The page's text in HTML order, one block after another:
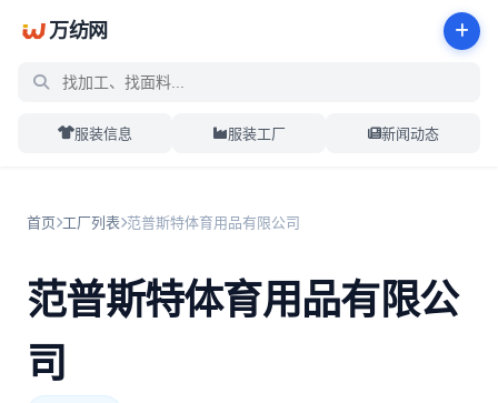
万纺网
服装信息 服装工厂 新闻动态
首页 工厂列表 范普斯特体育用品有限公司
范普斯特体育用品有限公
司